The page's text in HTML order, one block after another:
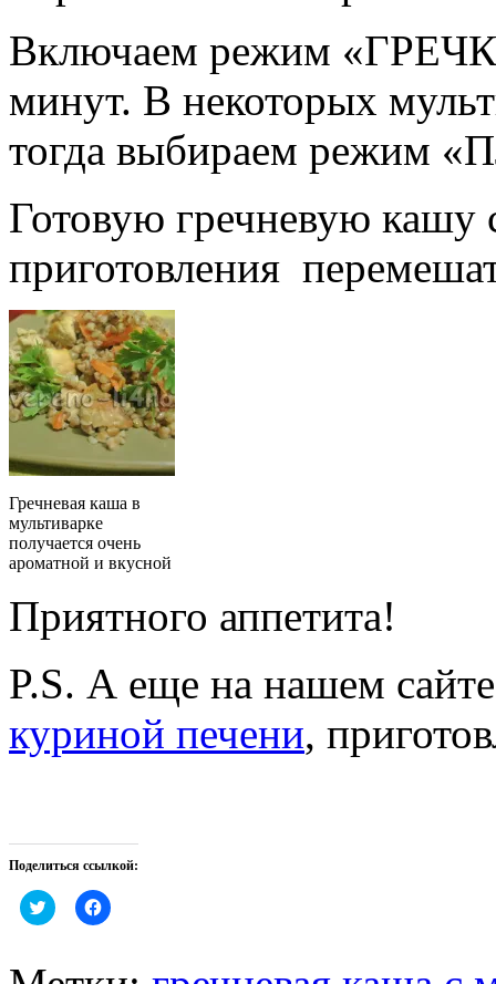
Включаем режим
минут. В некоторых
тогда выбираем режим
Готовую гречневую кашу
приготовления
Гречневая каша в
мультиварке
получается очень
ароматной и вкусной
Приятного аппетита!
P.S. А еще на нашем
куриной печени,
Поделиться ссылкой:
Нажмите,
чтобы
(Открывается
Нажмите,
чтобы
(Открывается